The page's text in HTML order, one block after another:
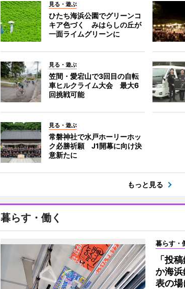
見る・遊ぶ
ひたち海浜公園でグリーンコ
キア色づく みはらしの丘が
一面ライムグリーンに
見る・遊ぶ
笠間・愛宕山で3回目の自転
車ヒルクライム大会 最大6
回挑戦可能
見る・遊ぶ
常磐神社で水戸ホーリーホッ
ク必勝祈願 J1開幕に向け決
意新たに
もっと見る
暮らす・働く
暮らす・
「投
か海
表の